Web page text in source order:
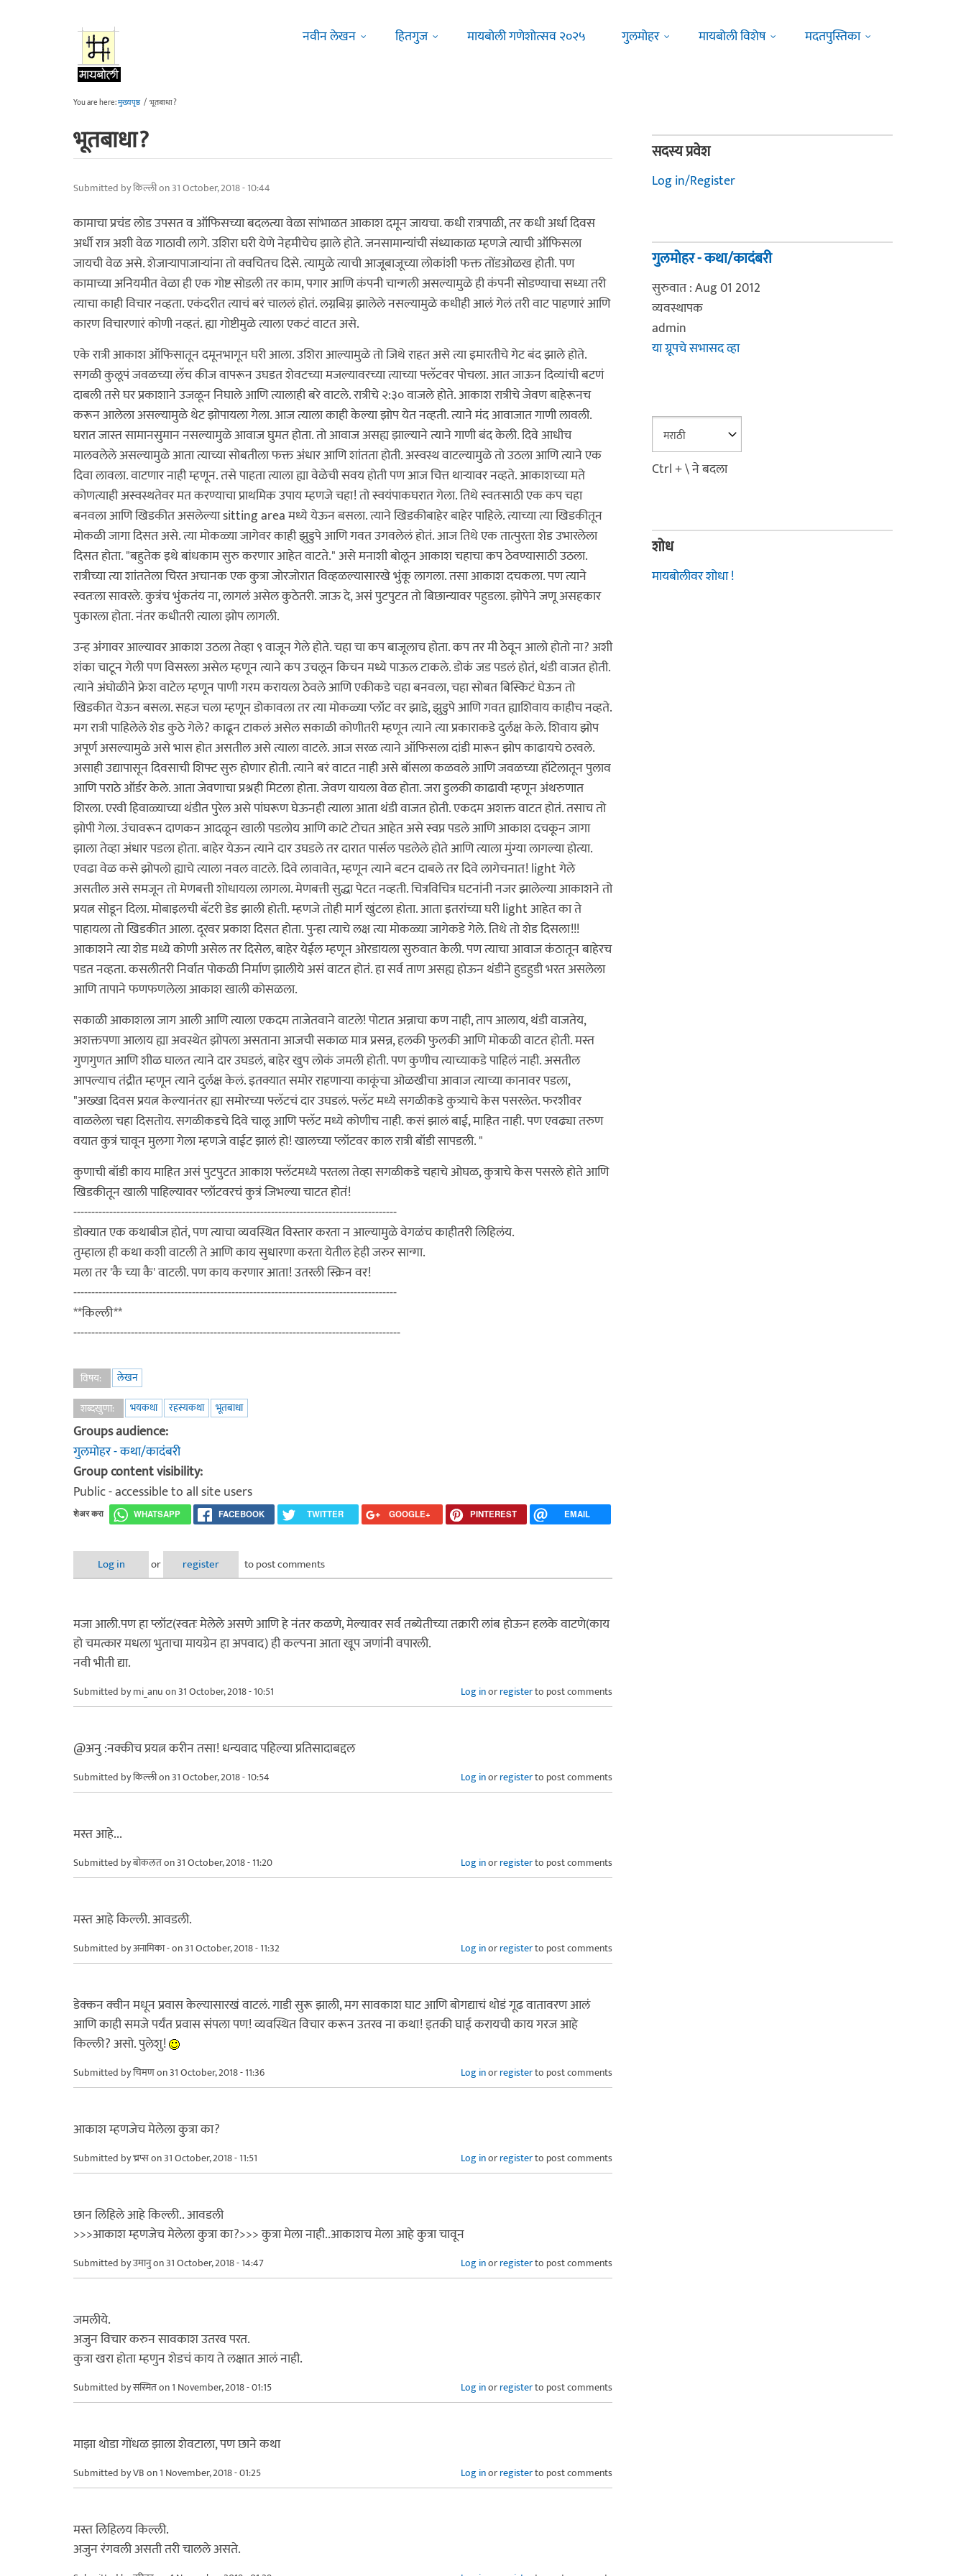
नवीन लेखन
हितगुज मायबोली गणेशोत्सव २०२५ गुलमोहर मायबोली विशेष मदतपुस्तिका
You are here:मुख्यपृष्ठ / भूतबाधा?
भूतबाधा?
Submitted byकिल्लीon 31 October, 2018 - 10:44
कामाचा प्रचंड लोड उपसत व ऑफिसच्या बदलत्या वेळा सांभाळत आकाश दमून जायचा. कधी रात्रपाळी, तर कधी अर्धा दिवस
अर्धी रात्र अशी वेळ गाठावी लागे. उशिरा घरी येणे नेहमीचेच झाले होते. जनसामान्यांची संध्याकाळ म्हणजे त्याची ऑफिसला
जायची वेळ असे. शेजाऱ्यापाजाऱ्यांना तो क्वचितच दिसे. त्यामुळे त्याची आजूबाजूच्या लोकांशी फक्त तोंडओळख होती. पण
कामाच्या अनियमीत वेळा ही एक गोष्ट सोडली तर काम, पगार आणि कंपनी चान्गली असल्यामुळे ही कंपनी सोडण्याचा सध्या तरी
त्याचा काही विचार नव्हता. एकंदरीत त्याचं बरं चाललं होतं. लग्नबिग्न झालेले नसल्यामुळे कधीही आलं गेलं तरी वाट पाहणारं आणि
कारण विचारणारं कोणी नव्हतं. ह्या गोष्टीमुळे त्याला एकटं वाटत असे.
एके रात्री आकाश ऑफिसातून दमूनभागून घरी आला. उशिरा आल्यामुळे तो जिथे राहत असे त्या इमारतीचे गेट बंद झाले होते.
सगळी कुलूपं जवळच्या लॅच कीज वापरून उघडत शेवटच्या मजल्यावरच्या त्याच्या फ्लॅटवर पोचला. आत जाऊन दिव्यांची बटणं
दाबली तसे घर प्रकाशाने उजळून निघाले आणि त्यालाही बरे वाटले. रात्रीचे २:३० वाजले होते. आकाश रात्रीचे जेवण बाहेरूनच
करून आलेला असल्यामुळे थेट झोपायला गेला. आज त्याला काही केल्या झोप येत नव्हती. त्याने मंद आवाजात गाणी लावली.
घरात जास्त सामानसुमान नसल्यामुळे आवाज घुमत होता. तो आवाज असह्य झाल्याने त्याने गाणी बंद केली. दिवे आधीच
मालवलेले असल्यामुळे आता त्याच्या सोबतीला फक्त अंधार आणि शांतता होती. अस्वस्थ वाटल्यामुळे तो उठला आणि त्याने एक
दिवा लावला. वाटणार नाही म्हणून. तसे पाहता त्याला ह्या वेळेची सवय होती पण आज चित्त थाऱ्यावर नव्हते. आकाशच्या मते
कोणत्याही अस्वस्थतेवर मत करण्याचा प्राथमिक उपाय म्हणजे चहा! तो स्वयंपाकघरात गेला. तिथे स्वतःसाठी एक कप चहा
बनवला आणि खिडकीत असलेल्या sitting area मध्ये येऊन बसला. त्याने खिडकीबाहेर बाहेर पाहिले. त्याच्या त्या खिडकीतून
मोकळी जागा दिसत असे. त्या मोकळ्या जागेवर काही झुडुपे आणि गवत उगवलेलं होतं. आज तिथे एक तात्पुरता शेड उभारलेला
दिसत होता. "बहुतेक इथे बांधकाम सुरु करणार आहेत वाटते." असे मनाशी बोलून आकाश चहाचा कप ठेवण्यासाठी उठला.
रात्रीच्या त्या शांततेला चिरत अचानक एक कुत्रा जोरजोरात विव्हळल्यासारखे भुंकू लागला. तसा आकाश दचकला. पण त्याने
स्वतःला सावरले. कुत्रंच भुंकतंय ना, लागलं असेल कुठेतरी. जाऊ दे, असं पुटपुटत तो बिछान्यावर पहुडला. झोपेने जणू असहकार
पुकारला होता. नंतर कधीतरी त्याला झोप लागली.
उन्ह अंगावर आल्यावर आकाश उठला तेव्हा ९ वाजून गेले होते. चहा चा कप बाजूलाच होता. कप तर मी ठेवून आलो होतो ना? अशी
शंका चाटून गेली पण विसरला असेल म्हणून त्याने कप उचलून किचन मध्ये पाऊल टाकले. डोकं जड पडलं होतं, थंडी वाजत होती.
त्याने अंघोळीने फ्रेश वाटेल म्हणून पाणी गरम करायला ठेवले आणि एकीकडे चहा बनवला, चहा सोबत बिस्किटं घेऊन तो
खिडकीत येऊन बसला. सहज चला म्हणून डोकावला तर त्या मोकळ्या प्लॉट वर झाडे, झुडुपे आणि गवत ह्याशिवाय काहीच नव्हते.
मग रात्री पाहिलेले शेड कुठे गेले? काढून टाकलं असेल सकाळी कोणीतरी म्हणून त्याने त्या प्रकाराकडे दुर्लक्ष केले. शिवाय झोप
अपूर्ण असल्यामुळे असे भास होत असतील असे त्याला वाटले. आज सरळ त्याने ऑफिसला दांडी मारून झोप काढायचे ठरवले.
असाही उद्यापासून दिवसाची शिफ्ट सुरु होणार होती. त्याने बरं वाटत नाही असे बॉसला कळवले आणि जवळच्या हॉटेलातून पुलाव
आणि पराठे ऑर्डर केले. आता जेवणाचा प्रश्नही मिटला होता. जेवण यायला वेळ होता. जरा डुलकी काढावी म्हणून अंथरुणात
शिरला. एरवी हिवाळ्याच्या थंडीत पुरेल असे पांघरूण घेऊनही त्याला आता थंडी वाजत होती. एकदम अशक्त वाटत होतं. तसाच तो
झोपी गेला. उंचावरून दाणकन आदळून खाली पडलोय आणि काटे टोचत आहेत असे स्वप्न पडले आणि आकाश दचकून जागा
झाला तेव्हा अंधार पडला होता. बाहेर येऊन त्याने दार उघडले तर दारात पार्सल पडलेले होते आणि त्याला मुंग्या लागल्या होत्या.
एवढा वेळ कसे झोपलो ह्याचे त्याला नवल वाटले. दिवे लावावेत, म्हणून त्याने बटन दाबले तर दिवे लागेचनात! light गेले
असतील असे समजून तो मेणबत्ती शोधायला लागला. मेणबत्ती सुद्धा पेटत नव्हती. चित्रविचित्र घटनांनी नजर झालेल्या आकाशने तो
प्रयत्न सोडून दिला. मोबाइलची बॅटरी डेड झाली होती. म्हणजे तोही मार्ग खुंटला होता. आता इतरांच्या घरी light आहेत का ते
पाहायला तो खिडकीत आला. दूरवर प्रकाश दिसत होता. पुन्हा त्याचे लक्ष त्या मोकळ्या जागेकडे गेले. तिथे तो शेड दिसला!!!
आकाशने त्या शेड मध्ये कोणी असेल तर दिसेल, बाहेर येईल म्हणून ओरडायला सुरुवात केली. पण त्याचा आवाज कंठातून बाहेरच
पडत नव्हता. कसलीतरी निर्वात पोकळी निर्माण झालीये असं वाटत होतं. हा सर्व ताण असह्य होऊन थंडीने हुडहुडी भरत असलेला
आणि तापाने फणफणलेला आकाश खाली कोसळला.
सकाळी आकाशला जाग आली आणि त्याला एकदम ताजेतवाने वाटले! पोटात अन्नाचा कण नाही, ताप आलाय, थंडी वाजतेय,
अशक्तपणा आलाय ह्या अवस्थेत झोपला असताना आजची सकाळ मात्र प्रसन्न, हलकी फुलकी आणि मोकळी वाटत होती. मस्त
गुणगुणत आणि शीळ घालत त्याने दार उघडलं, बाहेर खुप लोकं जमली होती. पण कुणीच त्याच्याकडे पाहिलं नाही. असतील
आपल्याच तंद्रीत म्हणून त्याने दुर्लक्ष केलं. इतक्यात समोर राहणाऱ्या काकूंचा ओळखीचा आवाज त्याच्या कानावर पडला,
"अख्खा दिवस प्रयत्न केल्यानंतर ह्या समोरच्या फ्लॅटचं दार उघडलं. फ्लॅट मध्ये सगळीकडे कुत्र्याचे केस पसरलेत. फरशीवर
वाळलेला चहा दिसतोय. सगळीकडचे दिवे चालू आणि फ्लॅट मध्ये कोणीच नाही. कसं झालं बाई, माहित नाही. पण एवढ्या तरुण
वयात कुत्रं चावून मुलगा गेला म्हणजे वाईट झालं हो! खालच्या प्लॉटवर काल रात्री बॉडी सापडली. "
कुणाची बॉडी काय माहित असं पुटपुटत आकाश फ्लॅटमध्ये परतला तेव्हा सगळीकडे चहाचे ओघळ, कुत्राचे केस पसरले होते आणि
खिडकीतून खाली पाहिल्यावर प्लॉटवरचं कुत्रं जिभल्या चाटत होतं!
------------------------------------------------------------------------------------------
डोक्यात एक कथाबीज होतं, पण त्याचा व्यवस्थित विस्तार करता न आल्यामुळे वेगळंच काहीतरी लिहिलंय.
तुम्हाला ही कथा कशी वाटली ते आणि काय सुधारणा करता येतील हेही जरुर सान्गा.
मला तर 'कै च्या कै' वाटली. पण काय करणार आता! उतरली स्क्रिन वर!
------------------------------------------------------------------------------------------
**किल्ली**
-------------------------------------------------------------------------------------------
विषय:
लेखन
शब्दखुणा:
भयकथा रहस्यकथा भूतबाधा
Groups audience:
गुलमोहर - कथा/कादंबरी
Group content visibility:
Public - accessible to all site users
शेअर करा WHATSAPP FACEBOOK TWITTER GOOGLE+ PINTEREST EMAIL
Log in or register to post comments
मजा आली.पण हा प्लॉट(स्वतः मेलेले असणे आणि हे नंतर कळणे, मेल्यावर सर्व तब्येतीच्या तक्रारी लांब होऊन हलके वाटणे(काय
हो चमत्कार मधला भुताचा मायग्रेन हा अपवाद) ही कल्पना आता खूप जणांनी वपारली.
नवी भीती द्या.
Submitted bymi_anuon 31 October, 2018 - 10:51 Log inorregisterto post comments
@अनु :नक्कीच प्रयत्न करीन तसा! धन्यवाद पहिल्या प्रतिसादाबद्दल
Submitted byकिल्लीon 31 October, 2018 - 10:54 Log inorregisterto post comments
मस्त आहे...
Submitted byबोकलतon 31 October, 2018 - 11:20 Log inorregisterto post comments
मस्त आहे किल्ली. आवडली.
Submitted byअनामिका -on 31 October, 2018 - 11:32 Log inorregisterto post comments
डेक्कन क्वीन मधून प्रवास केल्यासारखं वाटलं. गाडी सुरू झाली, मग सावकाश घाट आणि बोगद्याचं थोडं गूढ वातावरण आलं
आणि काही समजे पर्यंत प्रवास संपला पण! व्यवस्थित विचार करून उतरव ना कथा! इतकी घाई करायची काय गरज आहे
किल्ली? असो. पुलेशु!
Submitted byचिमणon 31 October, 2018 - 11:36 Log inorregisterto post comments
आकाश म्हणजेच मेलेला कुत्रा का?
Submitted byच्रप्सon 31 October, 2018 - 11:51 Log inorregisterto post comments
छान लिहिले आहे किल्ली.. आवडली
>>>आकाश म्हणजेच मेलेला कुत्रा का?>>> कुत्रा मेला नाही..आकाशच मेला आहे कुत्रा चावून
Submitted byउमानुon 31 October, 2018 - 14:47 Log inorregisterto post comments
जमलीये.
अजुन विचार करुन सावकाश उतरव परत.
कुत्रा खरा होता म्हणुन शेडचं काय ते लक्षात आलं नाही.
Submitted byसस्मितon 1 November, 2018 - 01:15 Log inorregisterto post comments
माझा थोडा गोंधळ झाला शेवटाला, पण छाने कथा
Submitted byVBon 1 November, 2018 - 01:25 Log inorregisterto post comments
मस्त लिहिलय किल्ली.
अजुन रंगवली असती तरी चालले असते.
सदस्य प्रवेश
Log in/Register
गुलमोहर - कथा/कादंबरी
सुरुवात : Aug 01 2012
व्यवस्थापक
admin
या ग्रूपचे सभासद व्हा
Ctrl + \ ने बदला
शोध
मायबोलीवर शोधा !